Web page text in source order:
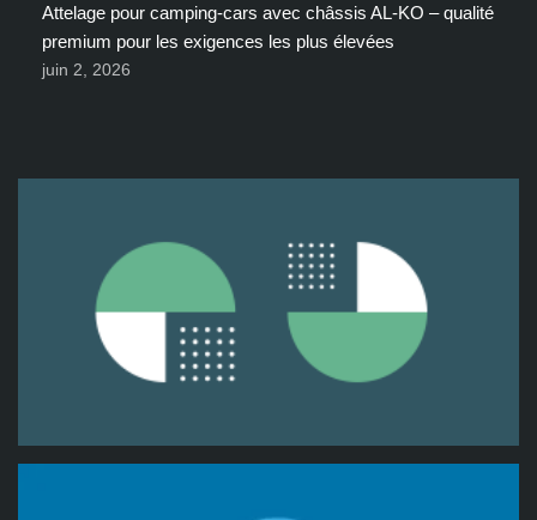
Attelage pour camping-cars avec châssis AL-KO – qualité
premium pour les exigences les plus élevées
juin 2, 2026